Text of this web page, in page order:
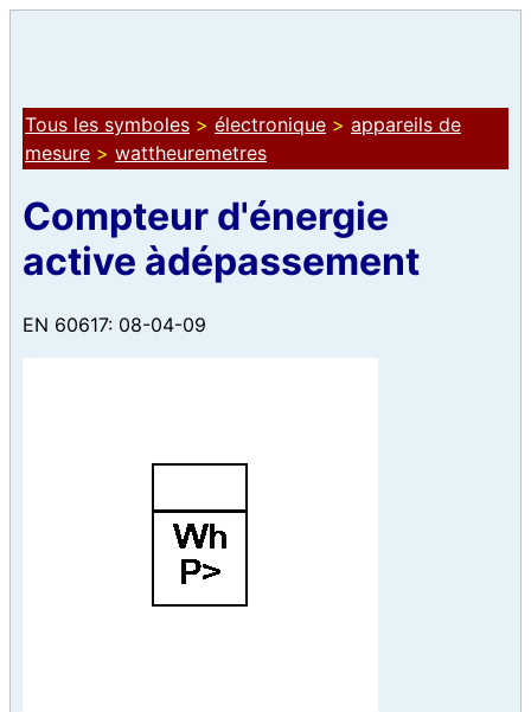
Tous les symboles > électronique > appareils de
mesure > wattheuremetres
Compteur d'énergie
active àdépassement
EN 60617: 08-04-09